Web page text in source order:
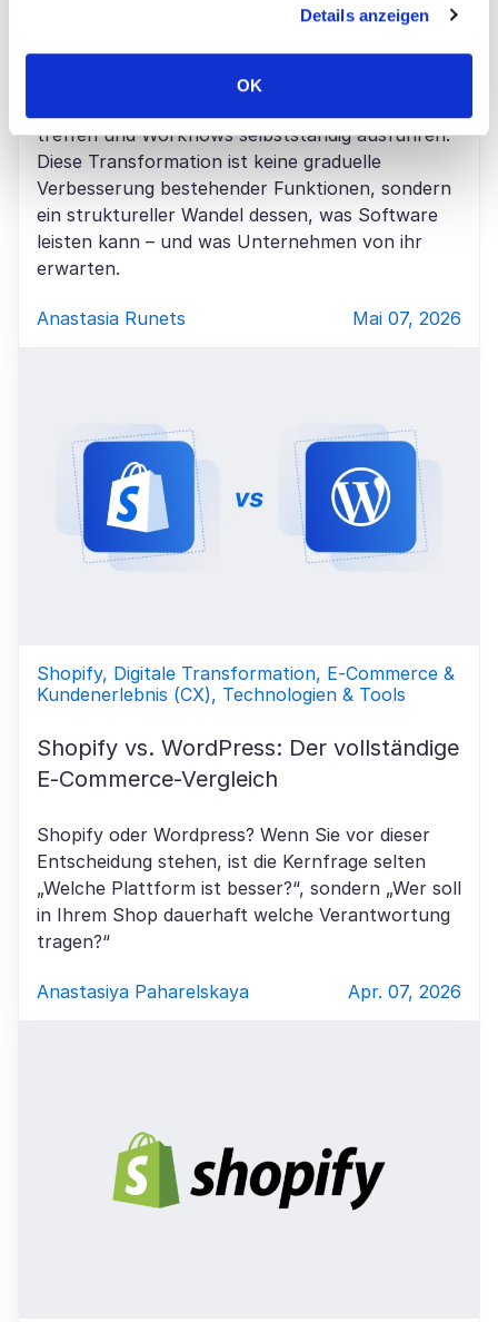
Details anzeigen
OK
Agentic AI verändert SaaS-Unternehmen
fundamental – von passiven Werkzeugen, die auf
Nutzereingaben warten, zu autonomen
treffen und Workflows selbstständig ausführen.
Diese Transformation ist keine graduelle
Verbesserung bestehender Funktionen, sondern
ein struktureller Wandel dessen, was Software
leisten kann – und was Unternehmen von ihr
erwarten.
Anastasia Runets Mai 07, 2026
Shopify, Digitale Transformation, E-Commerce &
Kundenerlebnis (CX), Technologien & Tools
Shopify vs. WordPress: Der vollständige
E-Commerce-Vergleich
Shopify oder Wordpress? Wenn Sie vor dieser
Entscheidung stehen, ist die Kernfrage selten
„Welche Plattform ist besser?“, sondern „Wer soll
in Ihrem Shop dauerhaft welche Verantwortung
tragen?“
Anastasiya Paharelskaya Apr. 07, 2026